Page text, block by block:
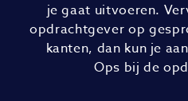
je gaat uitvoeren.
opdrachtgever op
kanten, dan kun je
Ops bij de